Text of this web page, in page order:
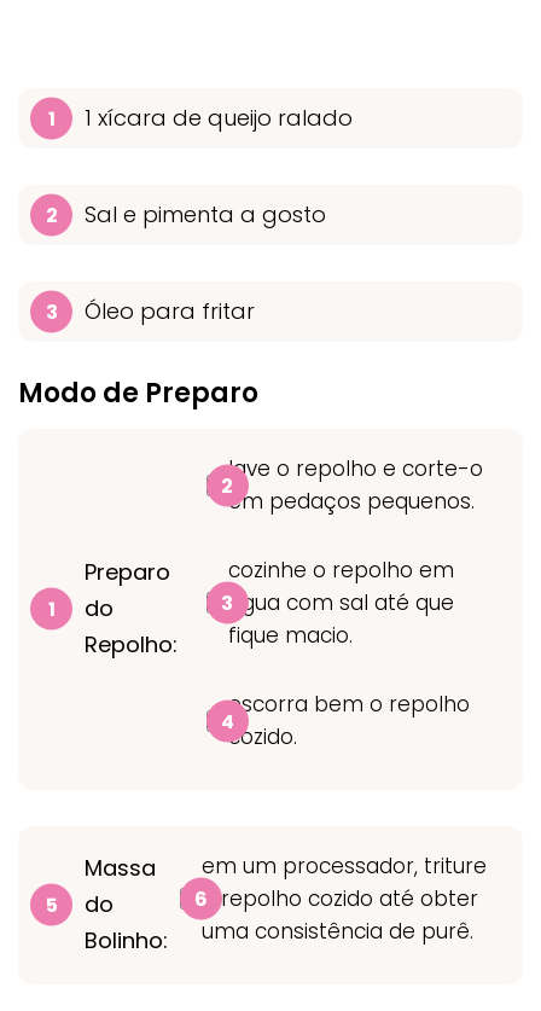
1 xícara de queijo ralado
Sal e pimenta a gosto
Óleo para fritar
Modo de Preparo
Preparo
do
Repolho:
lave o repolho e corte-o
em pedaços pequenos.
cozinhe o repolho em
água com sal até que
fique macio.
escorra bem o repolho
cozido.
Massa
do
Bolinho:
em um processador, triture
o repolho cozido até obter
uma consistência de purê.